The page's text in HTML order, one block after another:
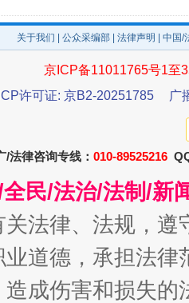
等你上场
关于我们 公众采编部 法律声明 | 中国
京ICP备11011765号1至
ICP许可证: 京B2-20251785
广
/法律咨询专线： 010-89525216
民/法治/法制/新
关法律、法规，
道德，承担法
成伤害和损失